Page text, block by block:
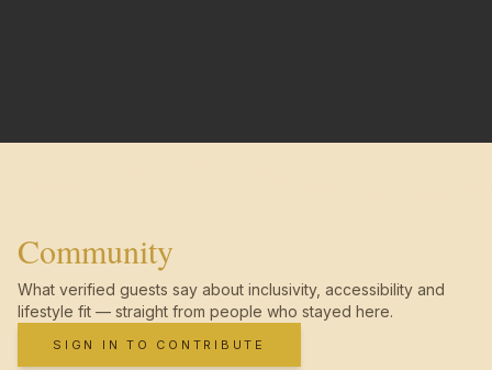
Community
What verified guests say about inclusivity, accessibility and
lifestyle fit — straight from people who stayed here.
SIGN IN TO CONTRIBUTE